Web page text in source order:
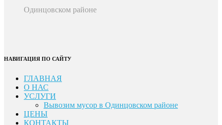
Одинцовском районе
НАВИГАЦИЯ ПО САЙТУ
ГЛАВНАЯ
О НАС
УСЛУГИ
Вывозим мусор в Одинцовском районе
ЦЕНЫ
КОНТАКТЫ